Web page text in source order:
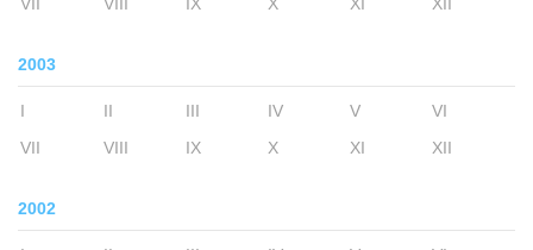
2003
I II III IV V
VI
VII
VIII IX X XI XII
2002